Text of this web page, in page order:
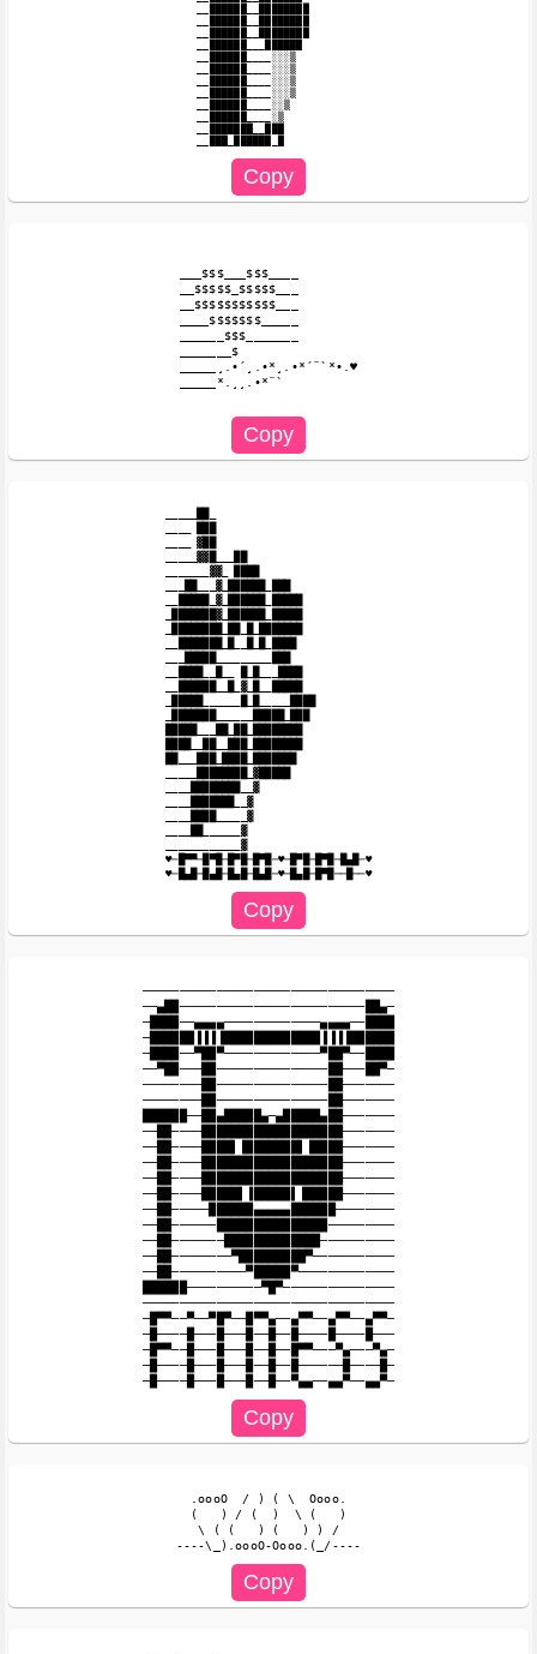
__██████____░░░▒
__██████____░░░▒
__██████____░░░▒
__██████____░░░▒
__██████____░░▒
__██████____░▒
___$$$___$$$____
__$$$$$_$$$$$___
__$$$$$$$$$$$___
____$$$$$$$_____
______$$$_______
_______$
_____¸.•´¸.•*¸.•*´¨`*•.♥
_____*.¸¸.•*¨`
____ ▓██
_____▓▓█___██
_______▓▓_ ████
___██___▓_██████_███
__█████_▓_██████_█████
_███████▓_██████_█████
__██████__█_▓_█__█████
_____████████_▓█████
____████████__▓
____███████__▓
____████_____▓
____██______▓
____________▓
♥─█▀▀─█▀█─█▀█─█▀█─♥─█▀█─█▀█─█▄█─♥
♥─█▄█─█▄█─█▄█─█▄█─♥─█▄█─█▀█──█──♥
──────────────────────────────────
──▄██─────────────────────────██▄─
─████──▄▄▄▄─────────────▄▄▄▄──████
─██████▐▐▐▐█████████████▐▐▐▐██████
─████──▀██▀─────────────▀██▀──████
──▀██───██───────────────██───██▀─
────────██───────────────██───────
────────██───────────────██───────
██████──██▄█████▄─▄█████▄██───────
──██────███████████████████───────
──██────████▌▐███████▌▐████───────
──██────███████████████████───────
──██────███████████████████───────
──██────█████▌▐█████▌▐█████───────
──██─────██████▄▄▄▄▄██████────────
──██──────███████████████─────────
──██───────█████████████──────────
──██────────▀█████████▀───────────
──██──────────▀█████▀─────────────
██████──────────▀█▀───────────────
──────────────────────────────────
─█▀▀──▀──▀█▀──█▀▀▄──▄▀▀──▄▀▀──▄▀▀─
─█────█───█───█──█──█────█────█───
─█▀▀──█───█───█──█──█▀▀───▀▄───▀▄─
─█────█───█───█──█──█──────█────█─
─█────█───█───█──█──▀▄▄──▄▄▀──▄▄▀─
  .oooO  / ) ( \  Oooo.
  (   ) / (  )  \ (   )
   \ ( (   ) (   ) ) /